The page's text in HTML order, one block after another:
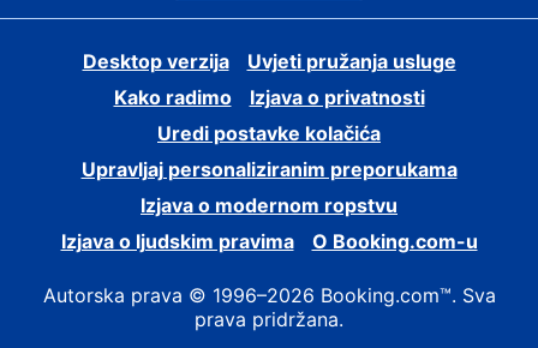
Desktop verzija
Uvjeti pružanja usluge
Kako radimo
Izjava o privatnosti
Uredi postavke kolačića
Upravljaj personaliziranim preporukama
Izjava o modernom ropstvu
Izjava o ljudskim pravima
O Booking.com-u
Autorska prava © 1996–2026 Booking.com™. Sva
prava pridržana.